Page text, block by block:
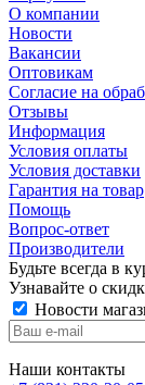
О компании
Новости
Вакансии
Оптовикам
Cогласие на
Отзывы
Информация
Условия оплаты
Условия доставки
Гарантия на товар
Помощь
Вопрос-ответ
Производители
Будьте всегда в
Узнавайте о
Новости
Наши контакты